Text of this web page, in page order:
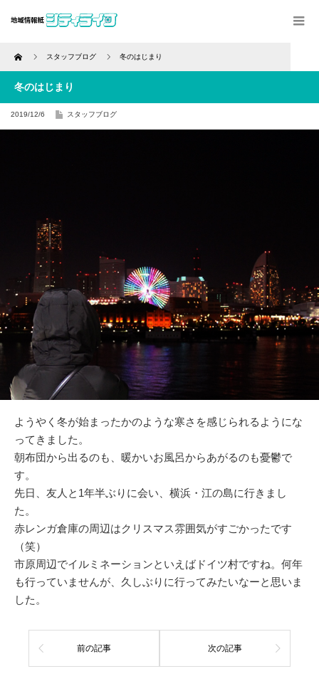
Home スタッフブログ 冬のはじまり
冬のはじまり
2019/12/6 スタッフブログ
ようやく冬が始まったかのような寒さを感じられるようにな
ってきました。
朝布団から出るのも、暖かいお風呂からあがるのも憂鬱で
す。
先日、友人と1年半ぶりに会い、横浜・江の島に行きまし
た。
赤レンガ倉庫の周辺はクリスマス雰囲気がすごかったです
（笑）
市原周辺でイルミネーションといえばドイツ村ですね。何年
も行っていませんが、久しぶりに行ってみたいなーと思いま
した。
前の記事 次の記事